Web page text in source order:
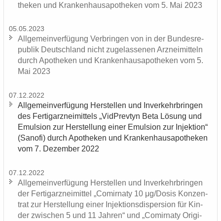
the­ken und Kran­ken­hau­s­apo­the­ken vom 5. Mai 2023
05.05.2023
All­ge­mein­ver­fü­gung Ver­brin­gen von in der Bun­des­re­
pu­blik Deutsch­land nicht zu­ge­las­se­nen Arz­nei­mit­teln
durch Apo­the­ken und Kran­ken­hau­s­apo­the­ken vom 5.
Mai 2023
07.12.2022
All­ge­mein­ver­fü­gung Her­stel­len und In­ver­kehr­brin­gen
des Fer­tig­arz­nei­mit­tels „Vid­Prev­tyn Beta Lö­sung und
Emul­si­on zur Her­stel­lung einer Emul­si­on zur In­jek­ti­on“
(Sa­no­fi) durch Apo­the­ken und Kran­ken­hau­s­apo­the­ken
vom 7. De­zem­ber 2022
07.12.2022
All­ge­mein­ver­fü­gung Her­stel­len und In­ver­kehr­brin­gen
der Fer­tig­arz­nei­mit­tel „Co­mirna­ty 10 μg/Dosis Kon­zen­
trat zur Her­stel­lung einer In­jek­ti­ons­di­sper­si­on für Kin­
der zwi­schen 5 und 11 Jah­ren“ und „Co­mirna­ty Ori­gi­